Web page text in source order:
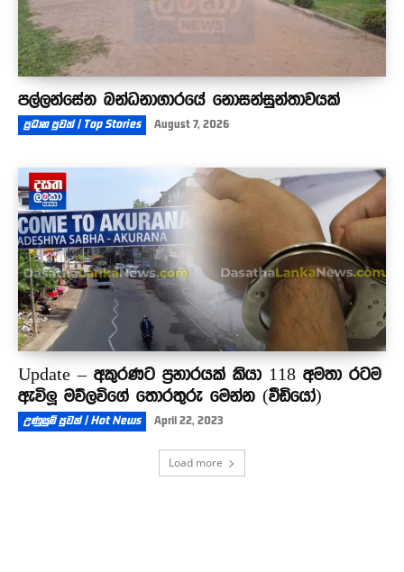
පල්ලන්සේන බන්ධනාගාරයේ නොසන්සුන්තාවයක්
ප්‍රධාන පුවත් | Top Stories August 7, 2026
Update – අකුරණට ප්‍රහාරයක් කියා 118 අමතා රටම
ඇවිලූ මව්ලවිගේ තොරතුරු මෙන්න (වීඩියෝ)
උණුසුම් පුවත් | Hot News April 22, 2023
Load more